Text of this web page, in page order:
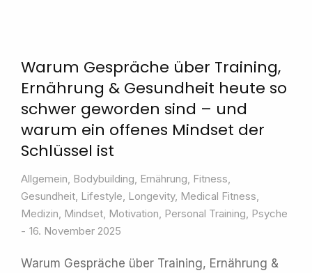
Warum Gespräche über Training,
Ernährung & Gesundheit heute so
schwer geworden sind – und
warum ein offenes Mindset der
Schlüssel ist
Allgemein, Bodybuilding, Ernährung, Fitness,
Gesundheit, Lifestyle, Longevity, Medical Fitness,
Medizin, Mindset, Motivation, Personal Training, Psyche
16. November 2025
Warum Gespräche über Training, Ernährung &